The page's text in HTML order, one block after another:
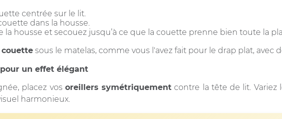
centrée sur le lit.
dans la housse.
la housse et secouez jusqu’à ce que la couette prenne bien toute la
sous le matelas, comme vous l'avez fait pour le drap plat, avec
un effet élégant
placez vos oreillers symétriquement contre la tête de lit. Variez
harmonieux.